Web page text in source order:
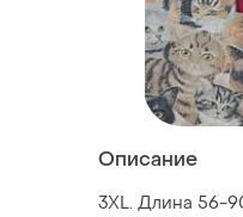
Описание
3ХL. Длина 56-